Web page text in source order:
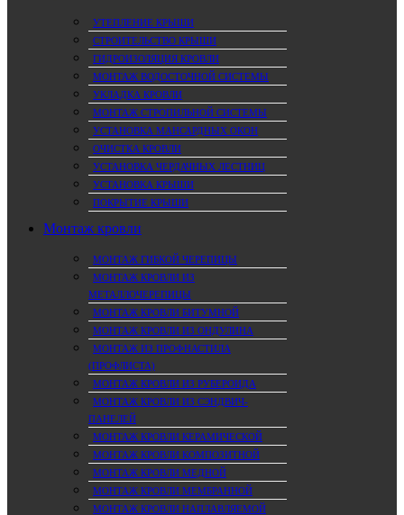
УТЕПЛЕНИЕ КРЫШИ
СТРОИТЕЛЬСТВО КРЫШИ
ГИДРОИЗОЛЯЦИЯ КРОВЛИ
МОНТАЖ ВОДОСТОЧНОЙ СИСТЕМЫ
УКЛАДКА КРОВЛИ
МОНТАЖ СТРОПИЛЬНОЙ СИСТЕМЫ
УСТАНОВКА МАНСАРДНЫХ ОКОН
ОЧИСТКА КРОВЛИ
УСТАНОВКА ЧЕРДАЧНЫХ ЛЕСТНИЦ
УСТАНОВКА КРЫШИ
ПОКРЫТИЕ КРЫШИ
Монтаж кровли
МОНТАЖ ГИБКОЙ ЧЕРЕПИЦЫ
МОНТАЖ КРОВЛИ ИЗ
МЕТАЛЛОЧЕРЕПИЦЫ
МОНТАЖ КРОВЛИ БИТУМНОЙ
МОНТАЖ КРОВЛИ ИЗ ОНДУЛИНА
МОНТАЖ ИЗ ПРОФНАСТИЛА
(ПРОФЛИСТА)
МОНТАЖ КРОВЛИ ИЗ РУБЕРОИДА
МОНТАЖ КРОВЛИ ИЗ СЭНДВИЧ-
ПАНЕЛЕЙ
МОНТАЖ КРОВЛИ КЕРАМИЧЕСКОЙ
МОНТАЖ КРОВЛИ КОМПОЗИТНОЙ
МОНТАЖ КРОВЛИ МЕДНОЙ
МОНТАЖ КРОВЛИ МЕМБРАННОЙ
МОНТАЖ КРОВЛИ НАПЛАВЛЯЕМОЙ